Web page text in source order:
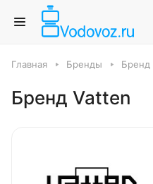
Главная Бренды Бренд
Бренд Vatten